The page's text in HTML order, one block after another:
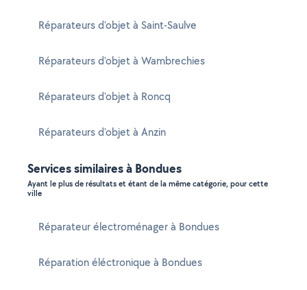
Réparateurs d'objet à Saint-Saulve
Réparateurs d'objet à Wambrechies
Réparateurs d'objet à Roncq
Réparateurs d'objet à Anzin
Services similaires à Bondues
Ayant le plus de résultats et étant de la même catégorie, pour cette
ville
Réparateur électroménager à Bondues
Réparation éléctronique à Bondues